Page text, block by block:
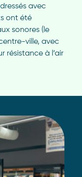
avec
ont été
sonores (le
ville, avec
résistance à l’air